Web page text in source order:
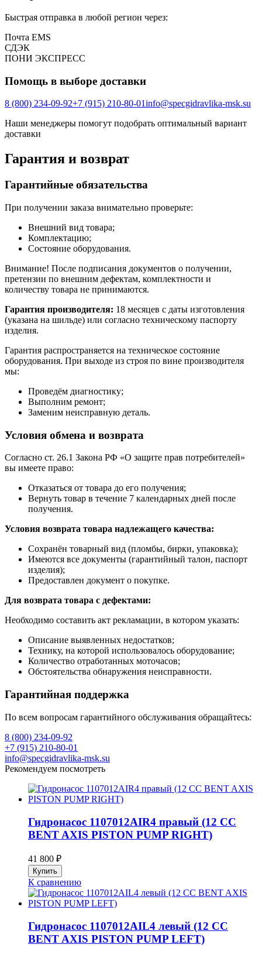
Быстрая отправка в любой регион через:
Почта EMS
СДЭК
ПOНИ ЭКСПРЕСС
Помощь в выборе доставки
8 (800) 234-09-92+7 (915) 210-80-01info@specgidravlika-msk.su
Наши менеджеры помогут подобрать оптимальный вариант
доставки
Гарантия и возврат
Гарантийные обязательства
При получении заказа внимательно проверьте:
Внешний вид товара;
Комплектацию;
Состояние оборудования.
Внимание! После подписания документов о получении,
претензии по внешним дефектам, комплектности и
количеству товара не принимаются.
Гарантия производителя: 18 месяцев с даты изготовления
(указана на шильде) или согласно техническому паспорту
изделия.
Гарантия распространяется на техническое состояние
оборудования. При выходе из строя по вине производителя
мы:
Проведём диагностику;
Выполним ремонт;
Заменим неисправную деталь.
Условия обмена и возврата
Согласно ст. 26.1 Закона РФ «О защите прав потребителей»
вы имеете право:
Отказаться от товара до его получения;
Вернуть товар в течение 7 календарных дней после
получения.
Условия возврата товара надлежащего качества:
Сохранён товарный вид (пломбы, бирки, упаковка);
Имеются все документы (гарантийный талон, паспорт
изделия);
Предоставлен документ о покупке.
Для возврата товара с дефектами:
Необходимо составить акт рекламации, в котором указать:
Описание выявленных недостатков;
Технику, на которой использовалось оборудование;
Количество отработанных моточасов;
Обстоятельства обнаружения неисправности.
Гарантийная поддержка
По всем вопросам гарантийного обслуживания обращайтесь:
8 (800) 234-09-92
+7 (915) 210-80-01
info@specgidravlika-msk.su
Рекомендуем посмотреть
Гидронасос 1107012AIR4 правый (12 CC
BENT AXIS PISTON PUMP RIGHT)
41 800 ₽
К сравнению
Гидронасос 1107012AIL4 левый (12 CC
BENT AXIS PISTON PUMP LEFT)